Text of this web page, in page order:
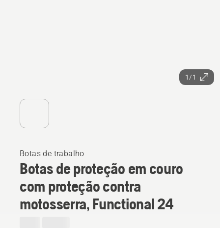
1/1
Botas de trabalho
Botas de proteção em couro
com proteção contra
motosserra, Functional 24